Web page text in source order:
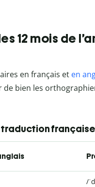
12 mois de
en français et en
de bien les
traduction française
/